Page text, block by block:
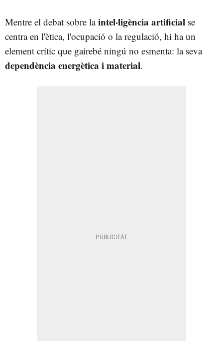
Mentre el debat sobre laintel·ligència artificial se
centra en l'ètica, l'ocupació o la regulació, hi ha un
element crític que gairebé ningú no esmenta: la seva
dependència energètica i material.